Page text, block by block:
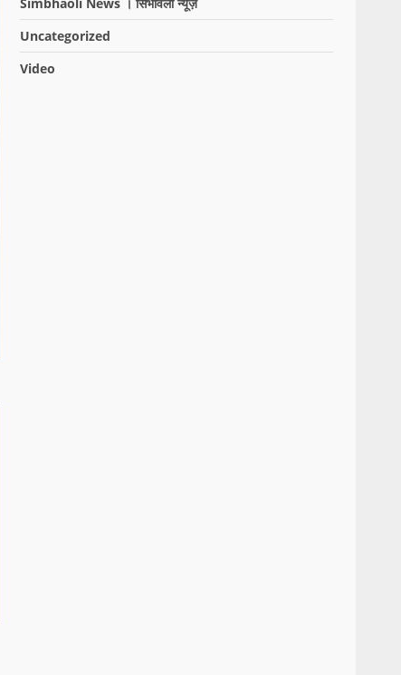
Uncategorized
Video